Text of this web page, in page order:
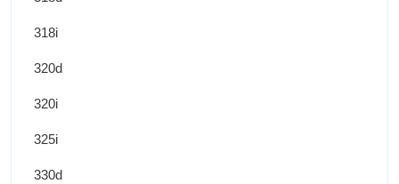
318i
320d
320i
325i
330d